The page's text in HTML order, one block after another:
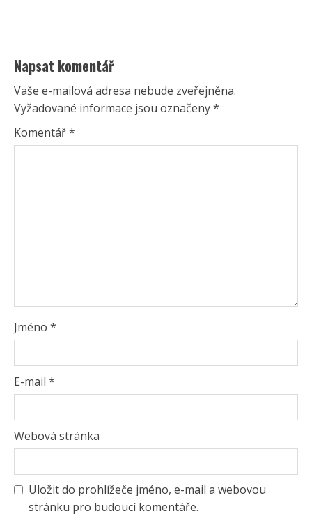
Napsat komentář
Vaše e-mailová adresa nebude zveřejněna.
Vyžadované informace jsou označeny*
Komentář*
Jméno *
E-mail *
Webová stránka
Uložit do prohlížeče jméno, e-mail a webovou
stránku pro budoucí komentáře.